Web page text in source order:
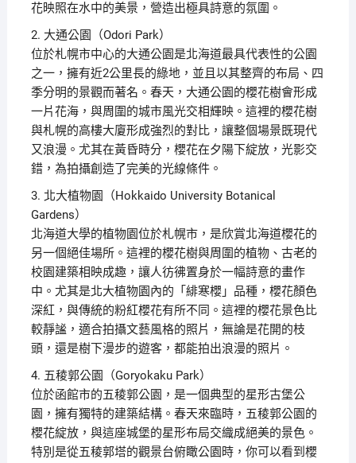
花映照在水中的美景，營造出極具詩意的氛圍。
2. 大通公園（Odori Park）
位於札幌市中心的大通公園是北海道最具代表性的公園
之一，擁有近2公里長的綠地，並且以其整齊的布局、四
季分明的景觀而著名。春天，大通公園的櫻花樹會形成
一片花海，與周圍的城市風光交相輝映。這裡的櫻花樹
與札幌的高樓大廈形成強烈的對比，讓整個場景既現代
又浪漫。尤其在黃昏時分，櫻花在夕陽下綻放，光影交
錯，為拍攝創造了完美的光線條件。
3. 北大植物園（Hokkaido University Botanical
Gardens）
北海道大學的植物園位於札幌市，是欣賞北海道櫻花的
另一個絕佳場所。這裡的櫻花樹與周圍的植物、古老的
校園建築相映成趣，讓人彷彿置身於一幅詩意的畫作
中。尤其是北大植物園內的「緋寒櫻」品種，櫻花顏色
深紅，與傳統的粉紅櫻花有所不同。這裡的櫻花景色比
較靜謐，適合拍攝文藝風格的照片，無論是花開的枝
頭，還是樹下漫步的遊客，都能拍出浪漫的照片。
4. 五稜郭公園（Goryokaku Park）
位於函館市的五稜郭公園，是一個典型的星形古堡公
園，擁有獨特的建築結構。春天來臨時，五稜郭公園的
櫻花綻放，與這座城堡的星形布局交織成絕美的景色。
特別是從五稜郭塔的觀景台俯瞰公園時，你可以看到櫻